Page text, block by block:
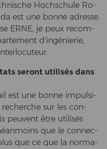
Hoch­schu­le Ro­
est une bonne adres­se.
ERNE, je peux re­com­
d'ingénierie,
se­ront utilisés dans
est une bonne im­pul­si­
sur les con­
peu­vent être utilisés
que le con­nec­
que ce que la nor­ma­